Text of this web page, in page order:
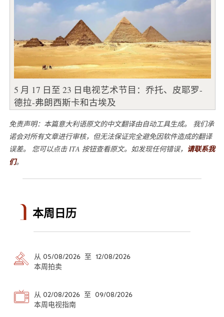
5 月 17 日至 23 日电视艺术节目：乔托、皮耶罗-
德拉-弗朗西斯卡和古埃及
免责声明：本篇意大利语原文的中文翻译由自动工具生成。 我们承
诺会对所有文章进行审核，但无法保证完全避免因软件造成的翻译
误差。 您可以点击 ITA 按钮查看原文。如发现任何错误， 请联系我
们。
本周日历
从 05/08/2026 至 12/08/2026
本周拍卖
从 02/08/2026 至 09/08/2026
本周电视指南